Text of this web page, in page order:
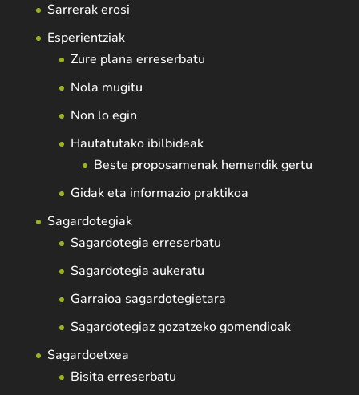
Sarrerak erosi
Esperientziak
Zure plana erreserbatu
Nola mugitu
Non lo egin
Hautatutako ibilbideak
Beste proposamenak hemendik gertu
Gidak eta informazio praktikoa
Sagardotegiak
Sagardotegia erreserbatu
Sagardotegia aukeratu
Garraioa sagardotegietara
Sagardotegiaz gozatzeko gomendioak
Sagardoetxea
Bisita erreserbatu